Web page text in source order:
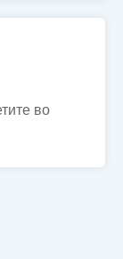
во